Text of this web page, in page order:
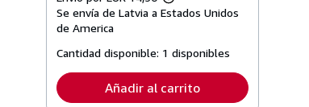
información
tarifas
envío
Se envía de Latvia a Estados Unidos
de America
Cantidad disponible: 1 disponibles
Añadir al carrito